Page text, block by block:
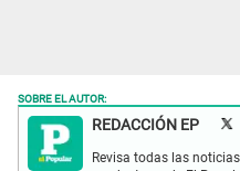
SOBRE EL AUTOR:
REDACCIÓN EP
Revisa todas las